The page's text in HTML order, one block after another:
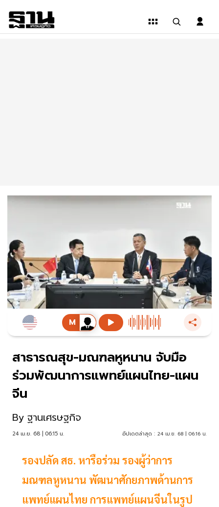
สาธารณสุข-มณฑลหูหนาน จับมือ
ร่วมพัฒนาการแพทย์แผนไทย-แผน
จีน
By ฐานเศรษฐกิจ
24 เม.ย. 68 | 06:15 น. อัปเดตล่าสุด : 24 เม.ย. 68 | 06:16 น.
รองปลัด สธ. หารือร่วม รองผู้ว่าการ
มณฑลหูหนาน พัฒนาศักยภาพด้านการ
แพทย์แผนไทย การแพทย์แผนจีนในรูป